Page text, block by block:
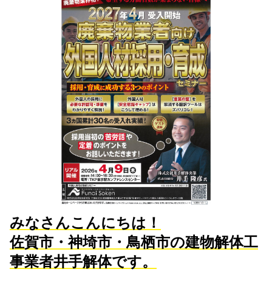
みなさんこんにちは！
佐賀市・神埼市・鳥栖市の建物解体工
事業者井手解体です。